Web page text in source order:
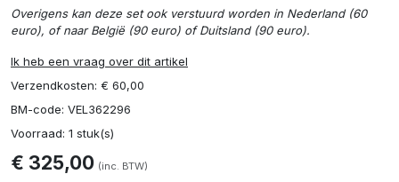
Overigens kan deze set ook verstuurd worden in Nederland (60
euro), of naar België (90 euro) of Duitsland (90 euro).
Ik heb een vraag over dit artikel
Verzendkosten: € 60,00
BM-code: VEL362296
Voorraad: 1 stuk(s)
€ 325,00 (inc. BTW)